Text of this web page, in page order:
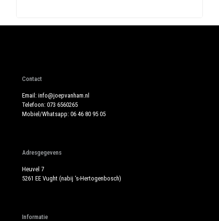
Contact
Email: info@joepvanham.nl
Telefoon: 073 6560265
Mobiel/Whatsapp: 06 46 80 95 05
Adresgegevens
Heuvel 7
5261 EE Vught (nabij ‘s-Hertogenbosch)
Informatie